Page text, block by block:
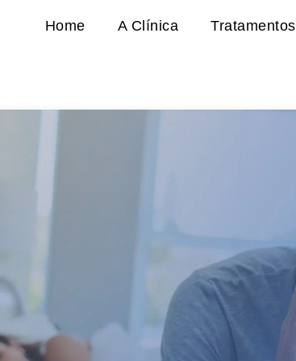
Home A Clínica Tratamentos